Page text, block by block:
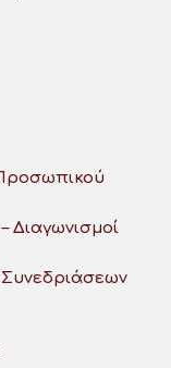
Διαγωνισμοί